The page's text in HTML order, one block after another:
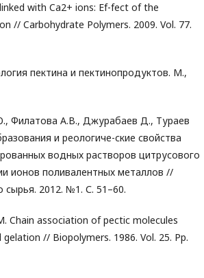
with Ca2+ ions: Ef-fect of the
// Carbohydrate Polymers. 2009. Vol. 77.
пектина и пектинопродуктов. М.,
Филатова А.В., Джурабаев Д., Тураев
и реологиче-ские свойства
водных растворов цитрусового
ионов поливалентных металлов //
сырья. 2012. №1. С. 51–60.
Chain association of pectic molecules
// Biopolymers. 1986. Vol. 25. Pp.